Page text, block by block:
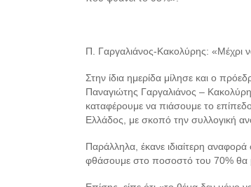
Π. Γαργαλιάνος-Κακολύρης: «Μέχρι
Στην ίδια ημερίδα μίλησε και ο
Παναγιώτης Γαργαλιάνος –
καταφέρουμε να πιάσουμε το
Ελλάδος, με σκοπό την συλλογική
Παράλληλα, έκανε ιδιαίτερη
φθάσουμε στο ποσοστό του 70% θα